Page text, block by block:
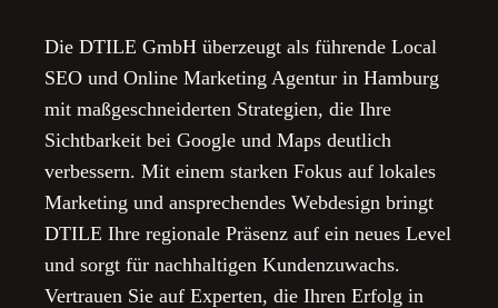
Die DTILE GmbH überzeugt als führende Local
SEO und Online Marketing Agentur in Hamburg
mit maßgeschneiderten Strategien, die Ihre
Sichtbarkeit bei Google und Maps deutlich
verbessern. Mit einem starken Fokus auf lokales
Marketing und ansprechendes Webdesign bringt
DTILE Ihre regionale Präsenz auf ein neues Level
und sorgt für nachhaltigen Kundenzuwachs.
Vertrauen Sie auf Experten, die Ihren Erfolg in